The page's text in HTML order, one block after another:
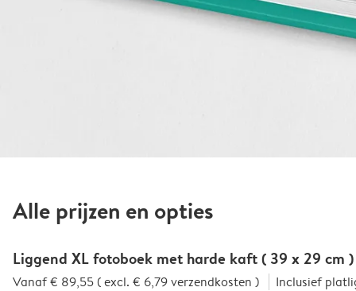
Alle prijzen en opties
Liggend XL fotoboek met harde kaft ( 39 x 29 cm )
Vanaf € 89,55 ( excl. € 6,79 verzendkosten ) Inclusief